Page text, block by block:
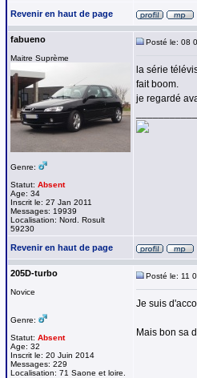
Revenir en haut de page
fabueno
Maitre Suprème
Genre:
Statut: Absent
Age: 34
Inscrit le: 27 Jan 2011
Messages: 19939
Localisation: Nord. Rosult
59230
Posté le: 08
la série
fait boom.
je regardé
Revenir en haut de page
205D-turbo
Novice
Genre:
Statut: Absent
Age: 32
Inscrit le: 20 Juin 2014
Messages: 229
Localisation: 71 Saone et loire.
Posté le: 11
Je suis
Mais bon sa